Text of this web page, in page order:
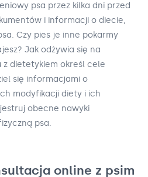
psa przez kilka dni przed
i informacji o diecie,
Czy pies je inne pokarmy
Jak odżywia się na
z dietetykiem określ cele
się informacjami o
modyfikacji diety i ich
obecne nawyki
psa.
online z psim